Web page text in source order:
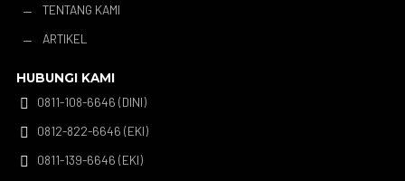
K TENTANG KAMI
K ARTIKEL
HUBUNGI KAMI

0811-108-6646 (DINI)

0812-822-6646 (EKI)

0811-139-6646 (EKI)